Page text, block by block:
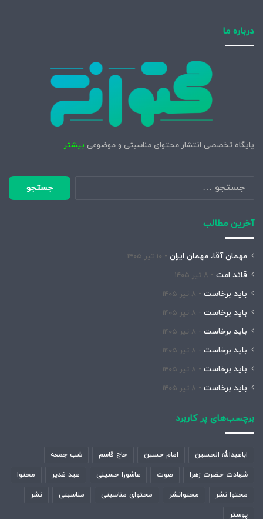
درباره ما
پایگاه تخصصی انتشار محتوای مناسبتی و موضوعی بیشتر
جستجو
برای:
آخرین مطالب
مهمان آقا، مهمان ایران ۱۰ تیر ۱۴۰۵
قائد امت ۸ تیر ۱۴۰۵
باید برخاست ۸ تیر ۱۴۰۵
باید برخاست ۸ تیر ۱۴۰۵
باید برخاست ۸ تیر ۱۴۰۵
باید برخاست ۸ تیر ۱۴۰۵
باید برخاست ۸ تیر ۱۴۰۵
باید برخاست ۸ تیر ۱۴۰۵
برچسب‌های پر کاربرد
اباعبدالله الحسین امام حسین حاج قاسم شب جمعه
شهادت حضرت زهرا صوت عاشورا حسینی عید غدیر محتوا
محتوا نشر محتوانشر محتوای مناسبتی مناسبتی نشر
پوستر